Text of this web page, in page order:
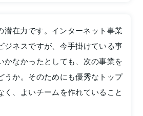
潜在力です。インターネット事業
ジネスですが、今手掛けている事
かなかったとしても、次の事業を
うか。そのためにも優秀なトップ
く、よいチームを作れていること